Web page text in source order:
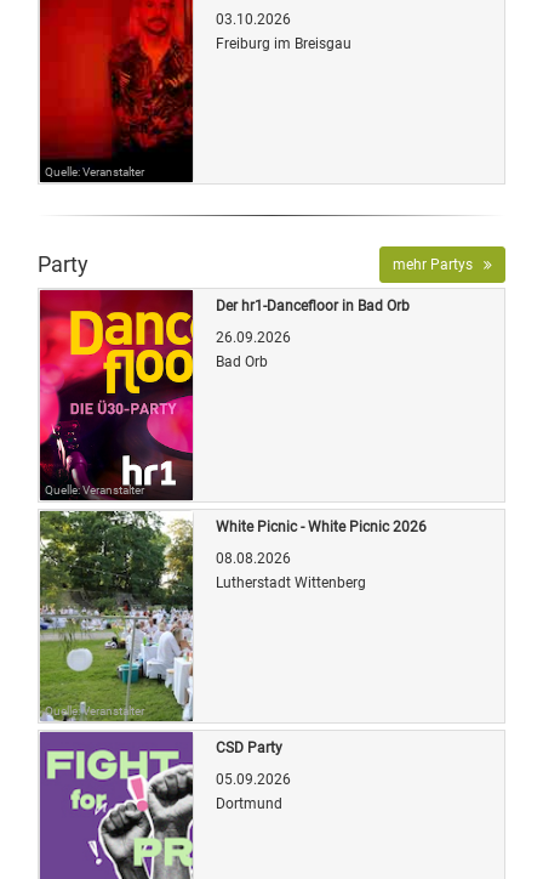
Quelle: Veranstalter
03.10.2026
Freiburg im Breisgau
Party mehr Partys
Quelle: Veranstalter
Der hr1-Dancefloor in Bad Orb
26.09.2026
Bad Orb
Quelle: Veranstalter
White Picnic - White Picnic 2026
08.08.2026
Lutherstadt Wittenberg
CSD Party
05.09.2026
Dortmund